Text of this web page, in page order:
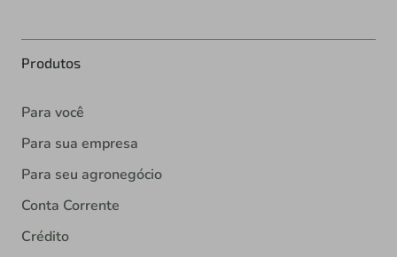
Produtos
Para você
Para sua empresa
Para seu agronegócio
Conta Corrente
Crédito